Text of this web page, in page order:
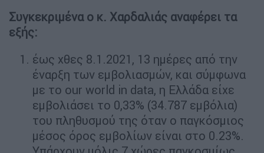
Συγκεκριμένα ο κ. Χαρδαλιάς αναφέρει τα
εξής:
έως χθες 8.1.2021, 13 ημέρες από την
έναρξη των εμβολιασμών, και σύμφωνα
με το our world in data, η Ελλάδα είχε
εμβολιάσει το 0,33% (34.787 εμβόλια)
του πληθυσμού της όταν ο παγκόσμιος
μέσος όρος εμβολίων είναι στο 0.23%.